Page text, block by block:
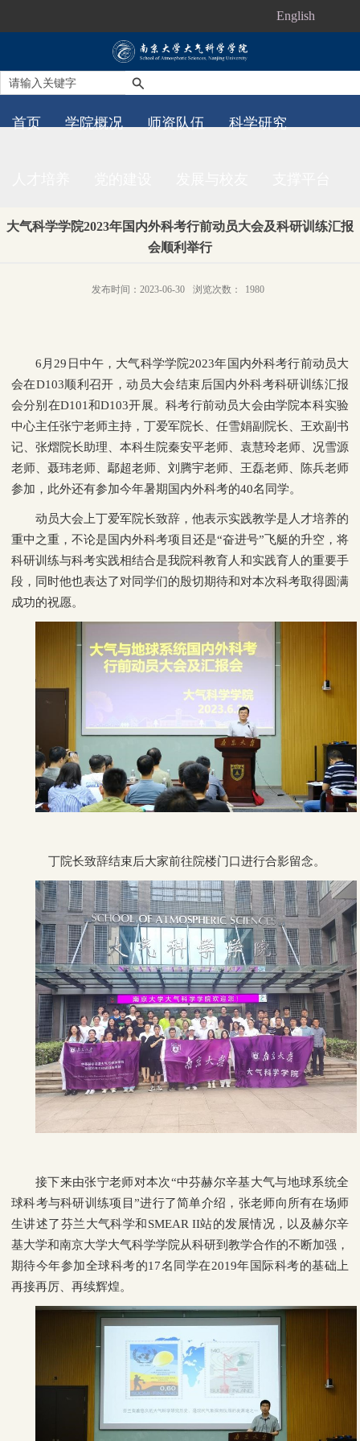
English
首页 学院概况 师资队伍 科学研究
大气科学学院2023年国内外科考行前动员大会及科研训练汇报
会顺利举行
发布时间：2023-06-30 浏览次数： 1980
6 月 29 日中午，大气科学学院2023年国内外科考行前动员大
会在D103顺利召开，动员大会结束后国内外科考科研训练汇报
会分别在D101和D103开展。科考行前动员大会由学院本科实验
中心主任张宁老师主持，丁爱军院长、任雪娟副院长、王欢副书
记、张熠院长助理、本科生院秦安平老师、袁慧玲老师、况雪源
老师、聂玮老师、鄢超老师、刘腾宇老师、王磊老师、陈兵老师
参加，此外还有参加今年暑期国内外科考的40名同学。
动员大会上丁爱军院长致辞，他表示实践教学是人才培养的
重中之重，不论是国内外科考项目还是“奋进号”飞艇的升空，将
科研训练与科考实践相结合是我院科教育人和实践育人的重要手
段，同时他也表达了对同学们的殷切期待和对本次科考取得圆满
成功的祝愿。
丁院长致辞结束后大家前往院楼门口进行合影留念。
接下来由张宁老师对本次“中芬赫尔辛基大气与地球系统全
球科考与科研训练项目”进行了简单介绍，张老师向所有在场师
生讲述了芬兰大气科学和SMEAR II站的发展情况，以及赫尔辛
基大学和南京大学大气科学学院从科研到教学合作的不断加强，
期待今年参加全球科考的17名同学在2019年国际科考的基础上
再接再厉、再续辉煌。